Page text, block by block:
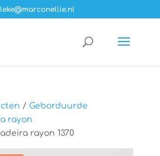
/ Geborduurde
rayon
rayon 1370